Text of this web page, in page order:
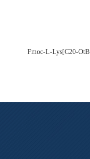
Fmoc-L-Lys[C20-